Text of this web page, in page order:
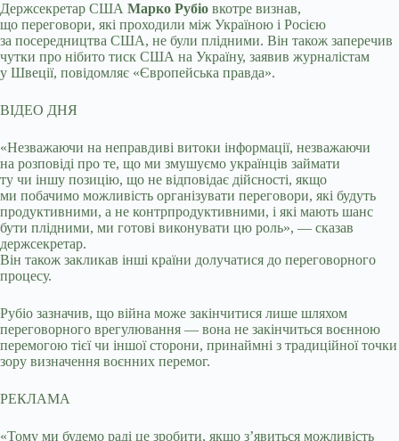
Держсекретар США Марко Рубіо вкотре визнав,
що переговори, які проходили між Україною і Росією
за посередництва США, не були плідними. Він також заперечив
чутки про нібито тиск США на Україну, заявив журналістам
у Швеції, повідомляє «Європейська правда».
ВІДЕО ДНЯ
«Незважаючи на неправдиві витоки інформації, незважаючи
на розповіді про те, що ми змушуємо українців займати
ту чи іншу позицію, що не відповідає дійсності, якщо
ми побачимо можливість організувати переговори, які будуть
продуктивними, а не контрпродуктивними, і які мають шанс
бути плідними, ми готові виконувати цю роль», — сказав
держсекретар.
Він також закликав інші країни долучатися до переговорного
процесу.
Рубіо зазначив, що війна може закінчитися лише шляхом
переговорного врегулювання — вона не закінчиться воєнною
перемогою тієї чи іншої сторони, принаймні з традиційної точки
зору визначення воєнних перемог.
РЕКЛАМА
«Тому ми будемо раді це зробити, якщо з’явиться можливість